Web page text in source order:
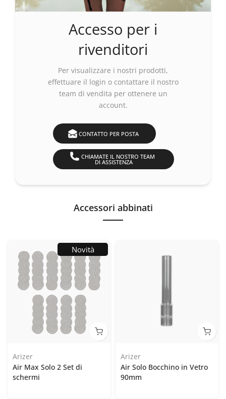
Accesso per i
rivenditori
Per visualizzare i nostri prodotti,
effettuare il login o contattare il nostro
team di vendita per ottenere un
account.
CONTATTO PER POSTA
CHIAMATE IL NOSTRO TEAM
DI ASSISTENZA
Accessori abbinati
Novità
Arizer
Air Max Solo 2 Set di
schermi
Arizer
Air Solo Bocchino in Vetro
90mm